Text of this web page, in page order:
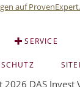
auf
SERVICE
DAS Invest